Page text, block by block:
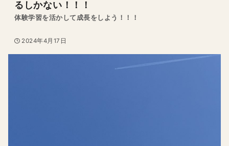
るしかない！！！
体験学習を活かして成長をしよう！！！
2024年4月17日